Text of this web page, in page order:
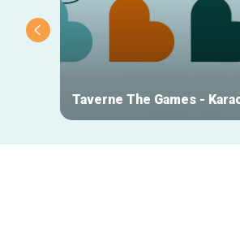
Taverne The Games -